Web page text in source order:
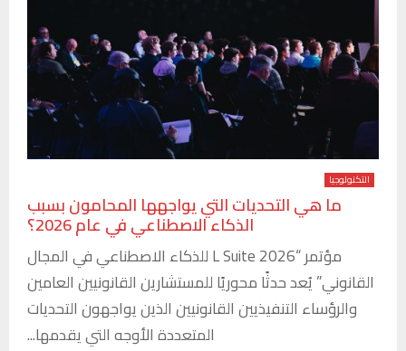
التكنولوجيا
ما هي التحديات التي يواجهها المحامون بسبب
الذكاء الاصطناعي في عام 2026؟
مؤتمر “L Suite 2026 للذكاء الاصطناعي في المجال
القانوني” يُعد حدثًا محوريًا للمستشارين القانونيين العامين
والرؤساء التنفيذيين القانونيين الذين يواجهون التحديات
المتعددة الأوجه التي يقدمها...